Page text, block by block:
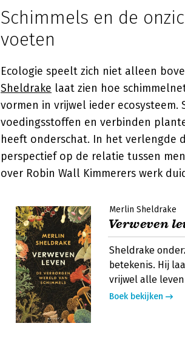
Schimmels en de
voeten
Ecologie speelt zich niet alleen
Sheldrake laat zien hoe
vormen in vrijwel ieder
voedingsstoffen en verbinden
heeft onderschat. In het verlengde
perspectief op de relatie tussen
over Robin Wall Kimmerers werk
Merlin Sheldrake
Verweven
Sheldrake
betekenis. Hij
vrijwel alle
Boek bekijken